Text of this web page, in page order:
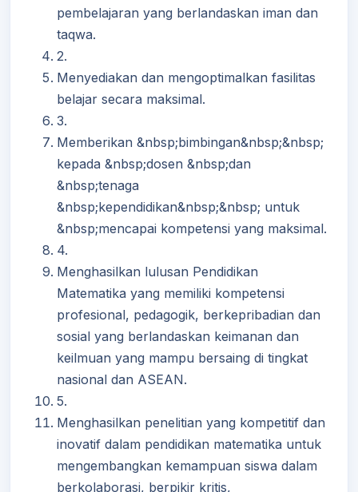
pembelajaran yang berlandaskan iman dan
taqwa.
2.
Menyediakan dan mengoptimalkan fasilitas
belajar secara maksimal.
3.
Memberikan &nbsp;bimbingan&nbsp;&nbsp;
kepada &nbsp;dosen &nbsp;dan
&nbsp;tenaga
&nbsp;kependidikan&nbsp;&nbsp; untuk
&nbsp;mencapai kompetensi yang maksimal.
4.
Menghasilkan lulusan Pendidikan
Matematika yang memiliki kompetensi
profesional, pedagogik, berkepribadian dan
sosial yang berlandaskan keimanan dan
keilmuan yang mampu bersaing di tingkat
nasional dan ASEAN.
5.
Menghasilkan penelitian yang kompetitif dan
inovatif dalam pendidikan matematika untuk
mengembangkan kemampuan siswa dalam
berkolaborasi, berpikir kritis,